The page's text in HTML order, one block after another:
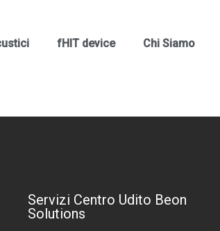
fHIT device Chi Siamo
Servizi Centro Udito Beon
Solutions